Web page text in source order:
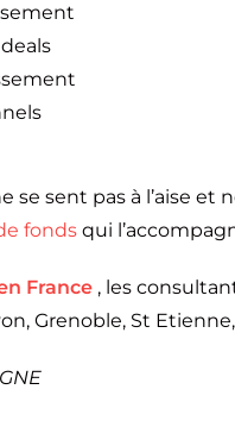
se sent pas à l’aise
fonds qui
France , les
Grenoble, St